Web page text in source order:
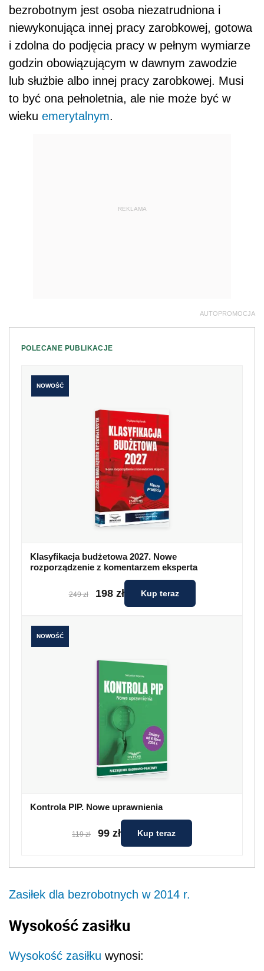
bezrobotnym jest osoba niezatrudniona i
niewykonująca innej pracy zarobkowej, gotowa
i zdolna do podjęcia pracy w pełnym wymiarze
godzin obowiązującym w dawnym zawodzie
lub służbie albo innej pracy zarobkowej. Musi
to być ona pełnoletnia, ale nie może być w
wieku emerytalnym.
REKLAMA
AUTOPROMOCJA
POLECANE PUBLIKACJE
NOWOŚĆ
Klasyfikacja budżetowa 2027. Nowe
rozporządzenie z komentarzem eksperta
249 zł 198 zł Kup teraz
NOWOŚĆ
Kontrola PIP. Nowe uprawnienia
119 zł 99 zł Kup teraz
Zasiłek dla bezrobotnych w 2014 r.
Wysokość zasiłku
Wysokość zasiłku wynosi: